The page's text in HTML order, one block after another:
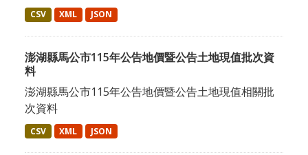
CSV XML JSON
澎湖縣馬公市115年公告地價暨公告土地現值批次資
料
澎湖縣馬公市115年公告地價暨公告土地現值相關批
次資料
CSV XML JSON